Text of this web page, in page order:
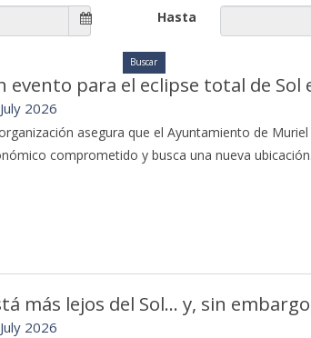
Hasta
evento para el eclipse total de Sol
2026
asegura que el Ayuntamiento de
comprometido y busca una nueva ubicación.
más lejos del Sol… y, sin
2026